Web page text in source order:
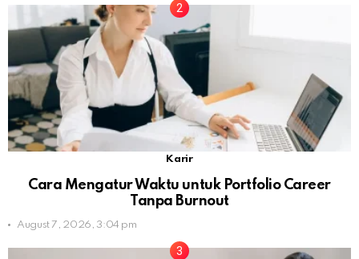
Karir
Cara Mengatur Waktu untuk Portfolio Career
Tanpa Burnout
August 7, 2026, 3:04 pm